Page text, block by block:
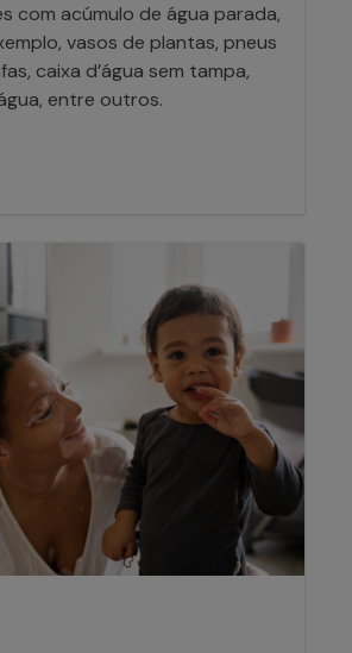
com acúmulo de água parada,
vasos de plantas, pneus
caixa d’água sem tampa,
entre outros.